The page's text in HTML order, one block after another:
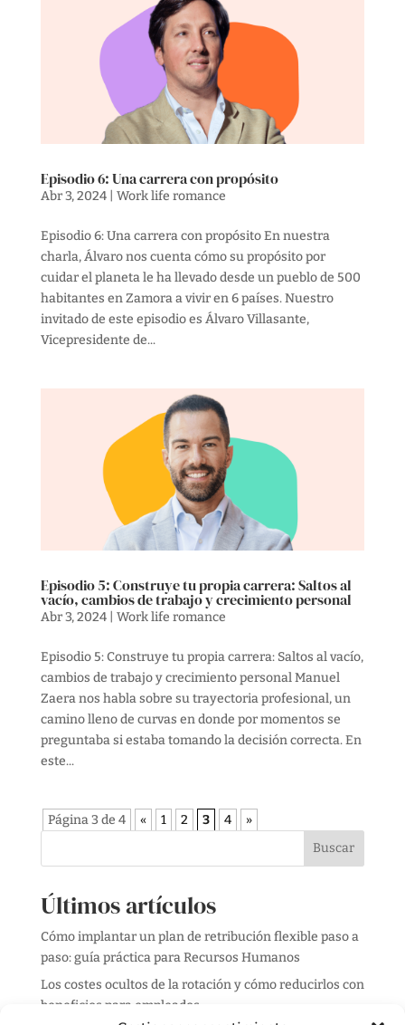
Episodio 6: Una carrera con propósito
Abr 3, 2024| Work life romance
Episodio 6: Una carrera con propósito En nuestra
charla, Álvaro nos cuenta cómo su propósito por
cuidar el planeta le ha llevado desde un pueblo de 500
habitantes en Zamora a vivir en 6 países. Nuestro
invitado de este episodio es Álvaro Villasante,
Vicepresidente de...
Episodio 5: Construye tu propia carrera: Saltos al
vacío, cambios de trabajo y crecimiento personal
Abr 3, 2024| Work life romance
Episodio 5: Construye tu propia carrera: Saltos al vacío,
cambios de trabajo y crecimiento personal Manuel
Zaera nos habla sobre su trayectoria profesional, un
camino lleno de curvas en donde por momentos se
preguntaba si estaba tomando la decisión correcta. En
este...
Página 3 de 4 « 1 2 3 4
»
Buscar
Últimos artículos
Cómo implantar un plan de retribución flexible paso a
paso: guía práctica para Recursos Humanos
Los costes ocultos de la rotación y cómo reducirlos con
beneficios para empleados